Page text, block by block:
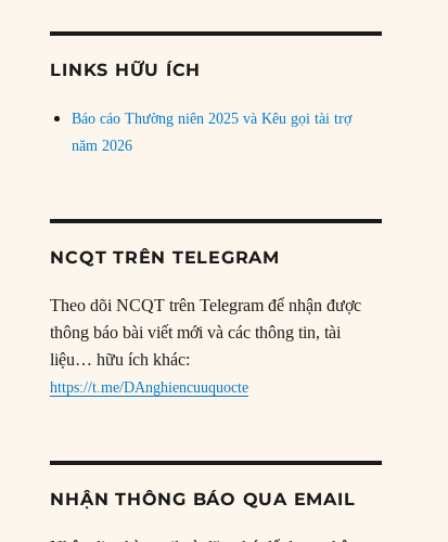
LINKS HỮU ÍCH
Báo cáo Thường niên 2025 và Kêu gọi tài trợ
năm 2026
NCQT TRÊN TELEGRAM
Theo dõi NCQT trên Telegram để nhận được
thông báo bài viết mới và các thông tin, tài
liệu… hữu ích khác:
https://t.me/DAnghiencuuquocte
NHẬN THÔNG BÁO QUA EMAIL